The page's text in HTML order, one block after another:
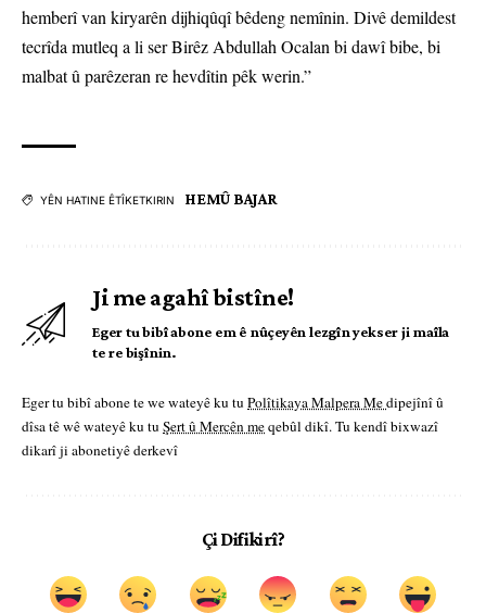
hemberî van kiryarên dijhiqûqî bêdeng nemînin. Divê demildest
tecrîda mutleq a li ser Birêz Abdullah Ocalan bi dawî bibe, bi
malbat û parêzeran re hevdîtin pêk werin.”
YÊN HATINE ÊTÎKETKIRIN HEMÛ BAJAR
Ji me agahî bistîne!
Eger tu bibî abone em ê nûçeyên lezgîn yekser ji maîla
te re bişînin.
Eger tu bibî abone te we wateyê ku tu Polîtikaya Malpera Medipejînî û
dîsa tê wê wateyê ku tu Şert û Mercên meqebûl dikî. Tu kendî bixwazî
dikarî ji abonetiyê derkevî
Çi Difikirî?